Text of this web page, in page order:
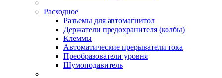
Расходное
Разъемы для автомагнитол
Держатели предохранителя (колбы)
Клеммы
Автоматические прерыватели тока
Преобразователи уровня
Шумоподавитель